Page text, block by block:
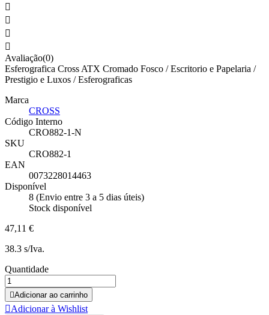




Avaliação(0)
Esferografica Cross ATX Cromado Fosco / Escritorio e Papelaria /
Prestigio e Luxos / Esferograficas
Marca
CROSS
Código Interno
CRO882-1-N
SKU
CRO882-1
EAN
0073228014463
Disponível
8 (Envio entre 3 a 5 dias úteis)
Stock disponível
47,11 €
38.3 s/Iva.
Quantidade
Adicionar ao carrinho
Adicionar à Wishlist